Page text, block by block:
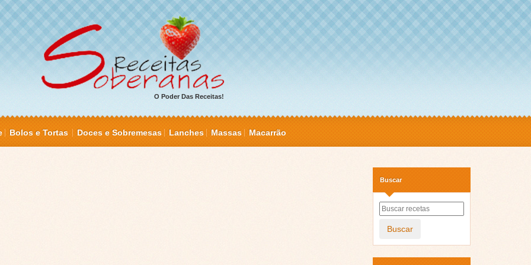
O Poder Das Receitas!
Bolos e Tortas Doces e Sobremesas Lanches Massas Macarrão
Buscar
Buscar